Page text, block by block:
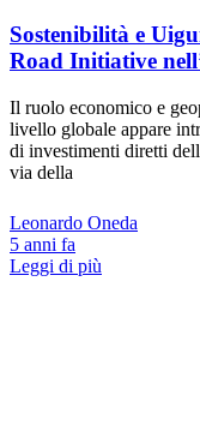
Sostenibilità e
Road Initiative
Il ruolo economico e
livello globale appare
di investimenti diretti
via della
Leonardo Oneda
5 anni fa
Leggi di più